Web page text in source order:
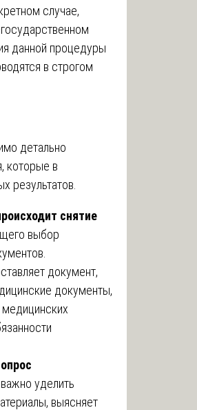
случае,
данной процедуры
в строгом
детально
которые в
результатов.
снятие
выбор
документ,
документы,
уделить
выясняет